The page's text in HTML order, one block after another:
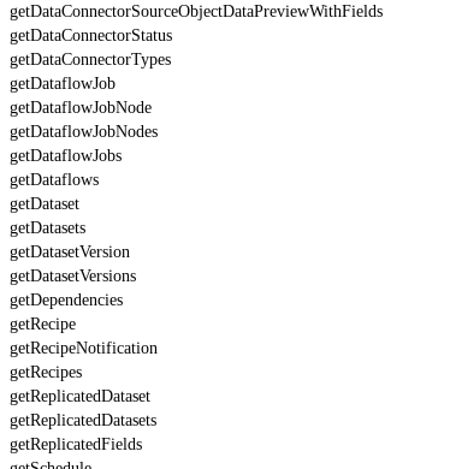
getDataConnectorSourceObjectDataPreviewWithFields
getDataConnectorStatus
getDataConnectorTypes
getDataflowJob
getDataflowJobNode
getDataflowJobNodes
getDataflowJobs
getDataflows
getDataset
getDatasets
getDatasetVersion
getDatasetVersions
getDependencies
getRecipe
getRecipeNotification
getRecipes
getReplicatedDataset
getReplicatedDatasets
getReplicatedFields